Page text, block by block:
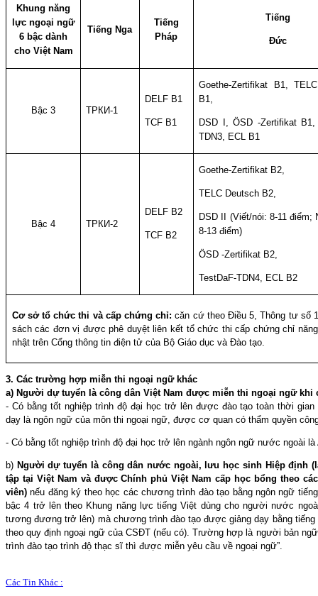
Khung năng
lực ngoại ngữ
6 bậc dành
cho Việt Nam
Tiếng Nga
Tiếng
Pháp
Tiếng
Đức
Bậc 3 ТРКИ-1
DELF B1
TCF B1
Goethe-Zertifikat B1,
B1,
DSD I, ÖSD -Zertifikat B1,
TDN3, ECL B1
Bậc 4 ТРКИ-2
DELF B2
TCF B2
Goethe-Zertifikat B2,
TELC Deutsch B2,
DSD II (Viết/nói: 8-11 điểm;
8-13 điểm)
ÖSD -Zertifikat B2,
TestDaF-TDN4, ECL B2
Cơ sở tổ chức thi và cấp chứng chỉ:căn cứ theo Điều 5, Thông tư số
sách các đơn vị được phê duyệt liên kết tổ chức thi cấp chứng chỉ
nhật trên Cổng thông tin điện tử của Bộ Giáo dục và Đào tạo.
3. Các trường hợp miễn thi ngoại ngữ khác
a) Người dự tuyển là công dân Việt Nam được miễn thi ngoại ngữ
- Có bằng tốt nghiệp trình độ đại học trở lên được đào tạo toàn thời
dạy là ngôn ngữ của môn thi ngoại ngữ, được cơ quan có thẩm quyền
- Có bằng tốt nghiệp trình độ đại học trở lên ngành ngôn ngữ nước ngoài
b) Người dự tuyển là công dân nước ngoài, lưu học sinh Hiệp định
tập tại Việt Nam và được Chính phủ Việt Nam cấp học bổng theo
viên)nếu đăng ký theo học các chương trình đào tạo bằng ngôn ngữ
bậc 4 trở lên theo Khung năng lực tiếng Việt dùng cho người nước
tương đương trở lên) mà chương trình đào tạo được giảng dạy bằng
theo quy định ngoại ngữ của CSĐT (nếu có). Trường hợp là người bản
trình đào tạo trình độ thạc sĩ thì được miễn yêu cầu về ngoại ngữ”.
Các Tin Khác :